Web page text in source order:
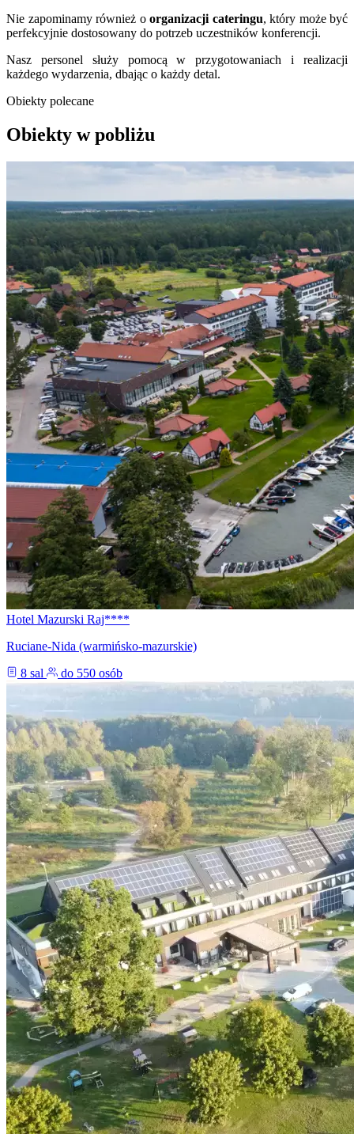
Nie zapominamy również o organizacji cateringu, który może być
perfekcyjnie dostosowany do potrzeb uczestników konferencji.
Nasz personel służy pomocą w przygotowaniach i realizacji
każdego wydarzenia, dbając o każdy detal.
Obiekty polecane
Obiekty w pobliżu
Hotel Mazurski Raj****
Ruciane-Nida (warmińsko-mazurskie)
8 sal
do 550 osób